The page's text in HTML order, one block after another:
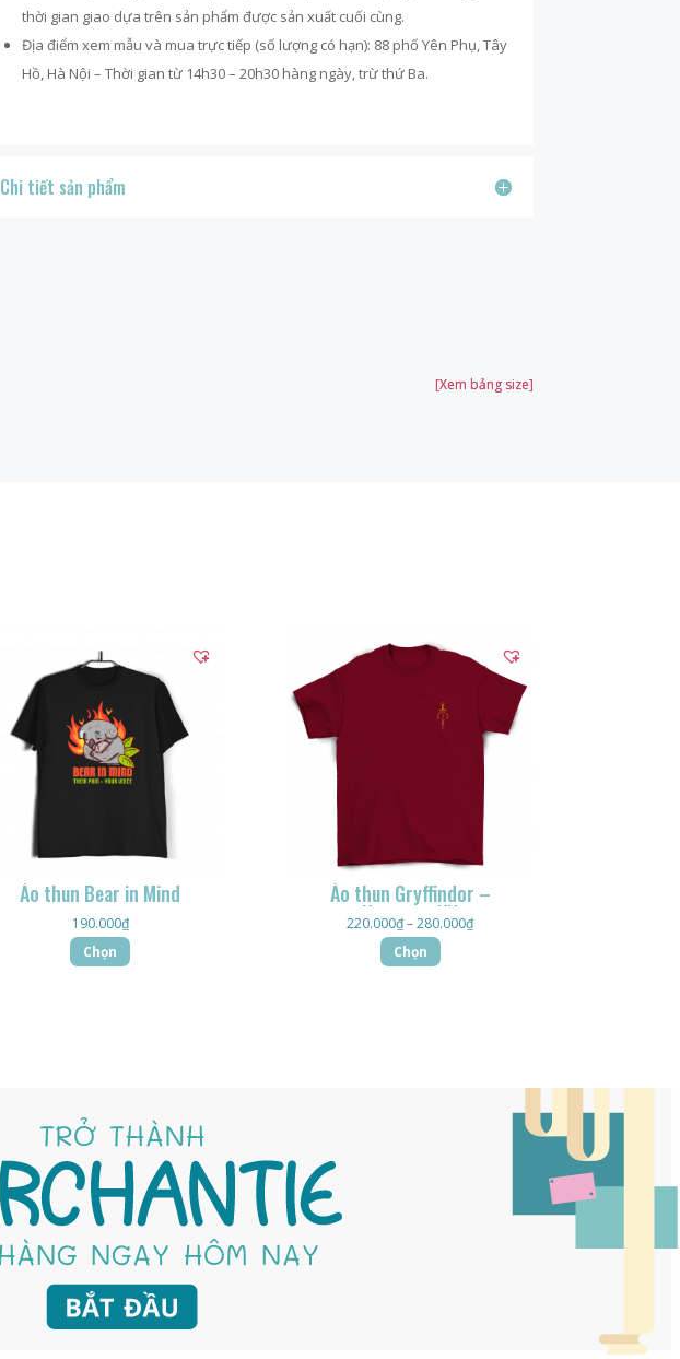
thời gian giao dựa trên sản phẩm được sản xuất cuối cùng.
Địa điểm xem mẫu và mua trực tiếp (số lượng có hạn): 88 phố Yên Phụ, Tây
Hồ, Hà Nội – Thời gian từ 14h30 – 20h30 hàng ngày, trừ thứ Ba.
Chi tiết sản phẩm
Áo thun Bear in Mind
190.000₫
Chọn
Áo thun Gryffindor –
HogwartsVN
220.000₫–280.000₫
Chọn